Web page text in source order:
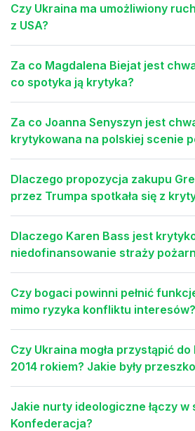
Czy Ukraina ma umożliwiony
z USA?
Za co Magdalena Biejat jest
co spotyka ją krytyka?
Za co Joanna Senyszyn jest
krytykowana na polskiej scenie
Dlaczego propozycja zakupu
przez Trumpa spotkała się z
Dlaczego Karen Bass jest
niedofinansowanie straży
Czy bogaci powinni pełnić
mimo ryzyka konfliktu interesów?
Czy Ukraina mogła przystąpić do
2014 rokiem? Jakie były
Jakie nurty ideologiczne łączy w
Konfederacja?